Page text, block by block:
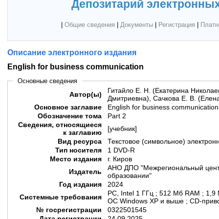
Депозитарий
Общие сведения Документы| Регистрация
Описание электронного издания
English for business communication
Основные сведения
Автор(ы)
Гитайло Е. Н. (Екатерина
Дмитриевна), Сачкова Е. В.
Основное заглавие
English for business communication
Обозначение тома
Part 2
Сведения, относящиеся
к заглавию
[учебник]
Вид ресурса
Текстовое (символьное)
Тип носителя
1 DVD-R
Место издания
г. Киров
Издатель
АНО ДПО "Межрегиональный
образовании"
Год издания
2024
Системные требования
PC, Intel 1 ГГц ; 512 Мб RAM ; 1,9
ОС Windows XP и выше ; CD-
№ госрегистрации
0322501545